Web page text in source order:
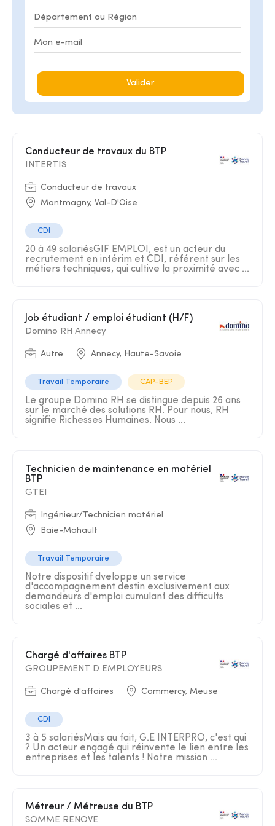
Valider
Conducteur de travaux du BTP
INTERTIS
Conducteur de travaux
Montmagny, Val-D'Oise
CDI
20 à 49 salariésGIF EMPLOI, est un acteur du
recrutement en intérim et CDI, référent sur les
métiers techniques, qui cultive la proximité avec ...
Job étudiant / emploi étudiant (H/F)
Domino RH Annecy
Autre Annecy, Haute-Savoie
Travail Temporaire CAP-BEP
Le groupe Domino RH se distingue depuis 26 ans
sur le marché des solutions RH. Pour nous, RH
signifie Richesses Humaines. Nous ...
BTP
GTEI
Ingénieur/Technicien matériel
Baie-Mahault
Travail Temporaire
Notre dispositif dveloppe un service
d'accompagnement destin exclusivement aux
demandeurs d'emploi cumulant des difficults
sociales et ...
Chargé d'affaires BTP
GROUPEMENT D EMPLOYEURS
Chargé d'affaires Commercy, Meuse
CDI
3 à 5 salariésMais au fait, G.E INTERPRO, c'est qui
? Un acteur engagé qui réinvente le lien entre les
entreprises et les talents ! Notre mission ...
Métreur / Métreuse du BTP
SOMME RENOVE